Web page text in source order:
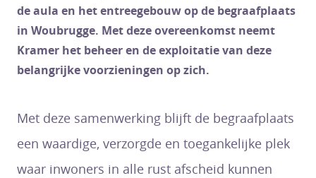
de aula en het entreegebouw op de begraafplaats
in Woubrugge. Met deze overeenkomst neemt
Kramer het beheer en de exploitatie van deze
belangrijke voorzieningen op zich.
Met deze samenwerking blijft de begraafplaats
een waardige, verzorgde en toegankelijke plek
waar inwoners in alle rust afscheid kunnen